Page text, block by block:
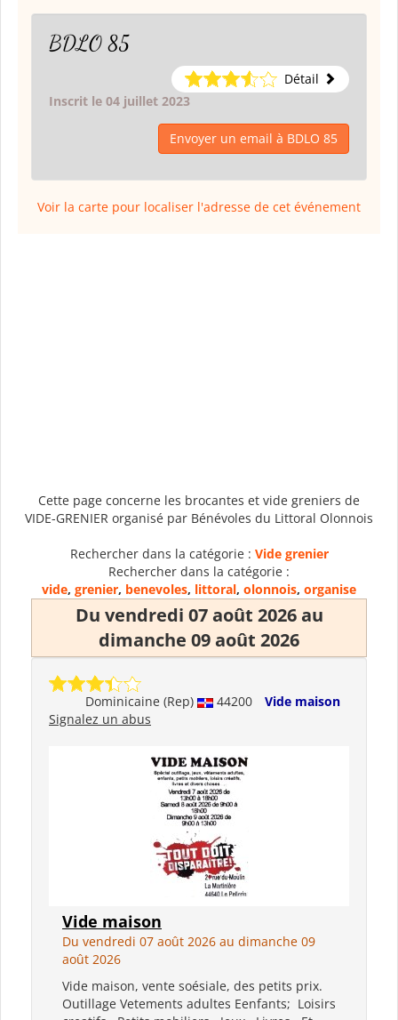
BDLO 85
Détail
Inscrit le 04 juillet 2023
Envoyer un email à BDLO 85
Voir la carte pour localiser l'adresse de cet événement
Cette page concerne les brocantes et vide greniers de
VIDE-GRENIER organisé par Bénévoles du Littoral Olonnois
Rechercher dans la catégorie : Vide grenier
Rechercher dans la catégorie :
vide, grenier, benevoles, littoral, olonnois, organise
Du vendredi 07 août 2026 au
dimanche 09 août 2026
Dominicaine (Rep) 44200
Vide maison
Signalez un abus
Vide maison
Du vendredi 07 août 2026 au dimanche 09
août 2026
Vide maison, vente soésiale, des petits prix.
Outillage Vetements adultes Eenfants; Loisirs